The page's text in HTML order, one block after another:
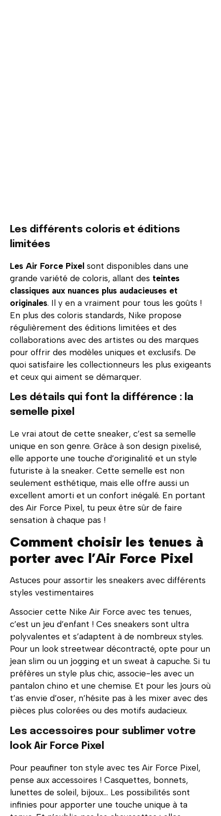
Les différents coloris et éditions
limitées
Les Air Force Pixel sont disponibles dans une
grande variété de coloris, allant des teintes
classiques aux nuances plus audacieuses et
originales. Il y en a vraiment pour tous les goûts !
En plus des coloris standards, Nike propose
régulièrement des éditions limitées et des
collaborations avec des artistes ou des marques
pour offrir des modèles uniques et exclusifs. De
quoi satisfaire les collectionneurs les plus exigeants
et ceux qui aiment se démarquer.
Les détails qui font la différence : la
semelle pixel
Le vrai atout de cette sneaker, c’est sa semelle
unique en son genre. Grâce à son design pixelisé,
elle apporte une touche d’originalité et un style
futuriste à la sneaker. Cette semelle est non
seulement esthétique, mais elle offre aussi un
excellent amorti et un confort inégalé. En portant
des Air Force Pixel, tu peux être sûr de faire
sensation à chaque pas !
Comment choisir les tenues à
porter avec l’Air Force Pixel
Astuces pour assortir les sneakers avec différents
styles vestimentaires
Associer cette Nike Air Force avec tes tenues,
c’est un jeu d’enfant ! Ces sneakers sont ultra
polyvalentes et s’adaptent à de nombreux styles.
Pour un look streetwear décontracté, opte pour un
jean slim ou un jogging et un sweat à capuche. Si tu
préfères un style plus chic, associe-les avec un
pantalon chino et une chemise. Et pour les jours où
t’as envie d’oser, n’hésite pas à les mixer avec des
pièces plus colorées ou des motifs audacieux.
Les accessoires pour sublimer votre
look Air Force Pixel
Pour peaufiner ton style avec tes Air Force Pixel,
pense aux accessoires ! Casquettes, bonnets,
lunettes de soleil, bijoux… Les possibilités sont
infinies pour apporter une touche unique à ta